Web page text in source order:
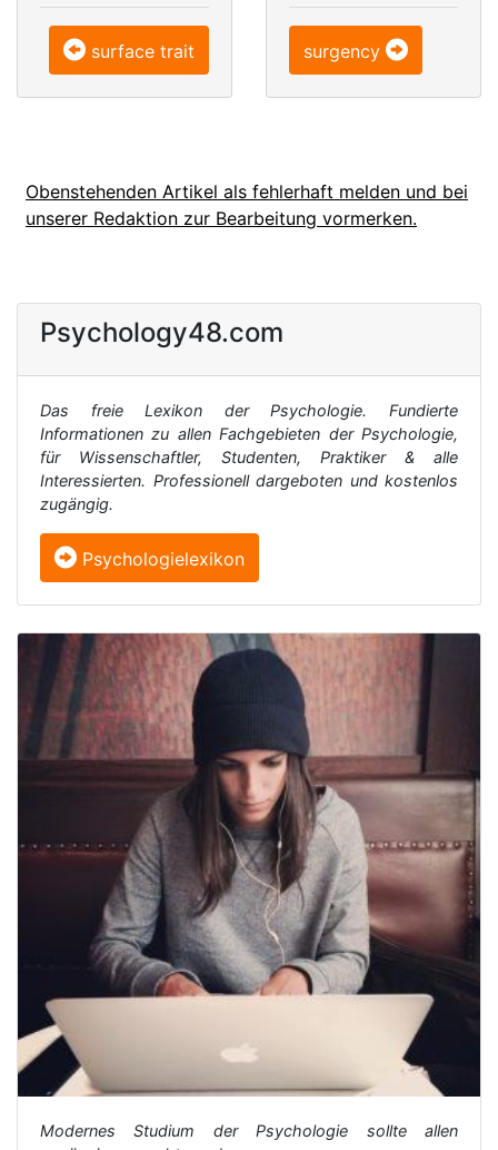
surface trait surgency
Obenstehenden Artikel als fehlerhaft melden und bei
unserer Redaktion zur Bearbeitung vormerken.
Psychology48.com
Das freie Lexikon der Psychologie. Fundierte
Informationen zu allen Fachgebieten der Psychologie,
für Wissenschaftler, Studenten, Praktiker & alle
Interessierten. Professionell dargeboten und kostenlos
zugängig.
Psychologielexikon
Modernes Studium der Psychologie sollte allen